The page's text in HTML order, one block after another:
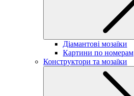
Діамантові мозаїки
Картини по номерам
Конструктори та мозаїки